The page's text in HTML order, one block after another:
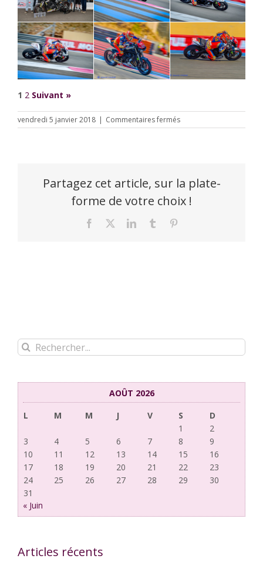
1 2 Suivant »
vendredi 5 janvier 2018 | Commentaires ferméssur
Bol
Martelili
Partagez cet article, sur la plate-
forme de votre choix !
Facebook LinkedInTumblr
Rechercher:
AOÛT 2026
L
M M J V S
D
1
2
3
4 5 6 7 8
9
10
11 12 13 14 15
16
17
18 19 20 21 22
23
24
25 26 27 28 29
30
31
« Juin
Articles récents